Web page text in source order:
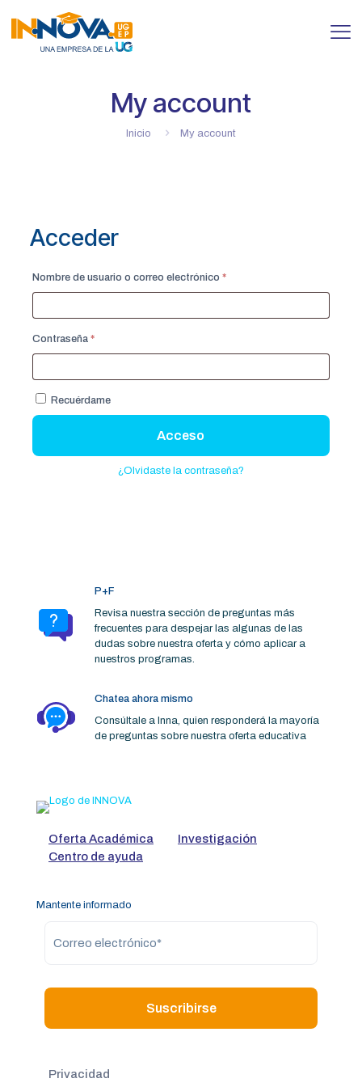
My account
Inicio My account
Acceder
Nombre de usuario o correo electrónico *Obligatorio
Contraseña *Obligatorio
Recuérdame
Acceso
¿Olvidaste la contraseña?
P+F
Revisa nuestra sección de preguntas más
frecuentes para despejar las algunas de las
dudas sobre nuestra oferta y cómo aplicar a
nuestros programas.
Chatea ahora mismo
Consúltale a Inna, quien responderá la mayoría
de preguntas sobre nuestra oferta educativa
Oferta Académica
Investigación
Centro de ayuda
Mantente informado
Privacidad